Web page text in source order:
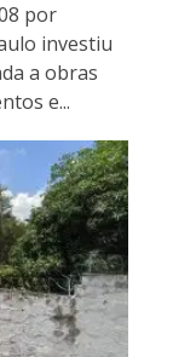
por
investiu
a obras
e...